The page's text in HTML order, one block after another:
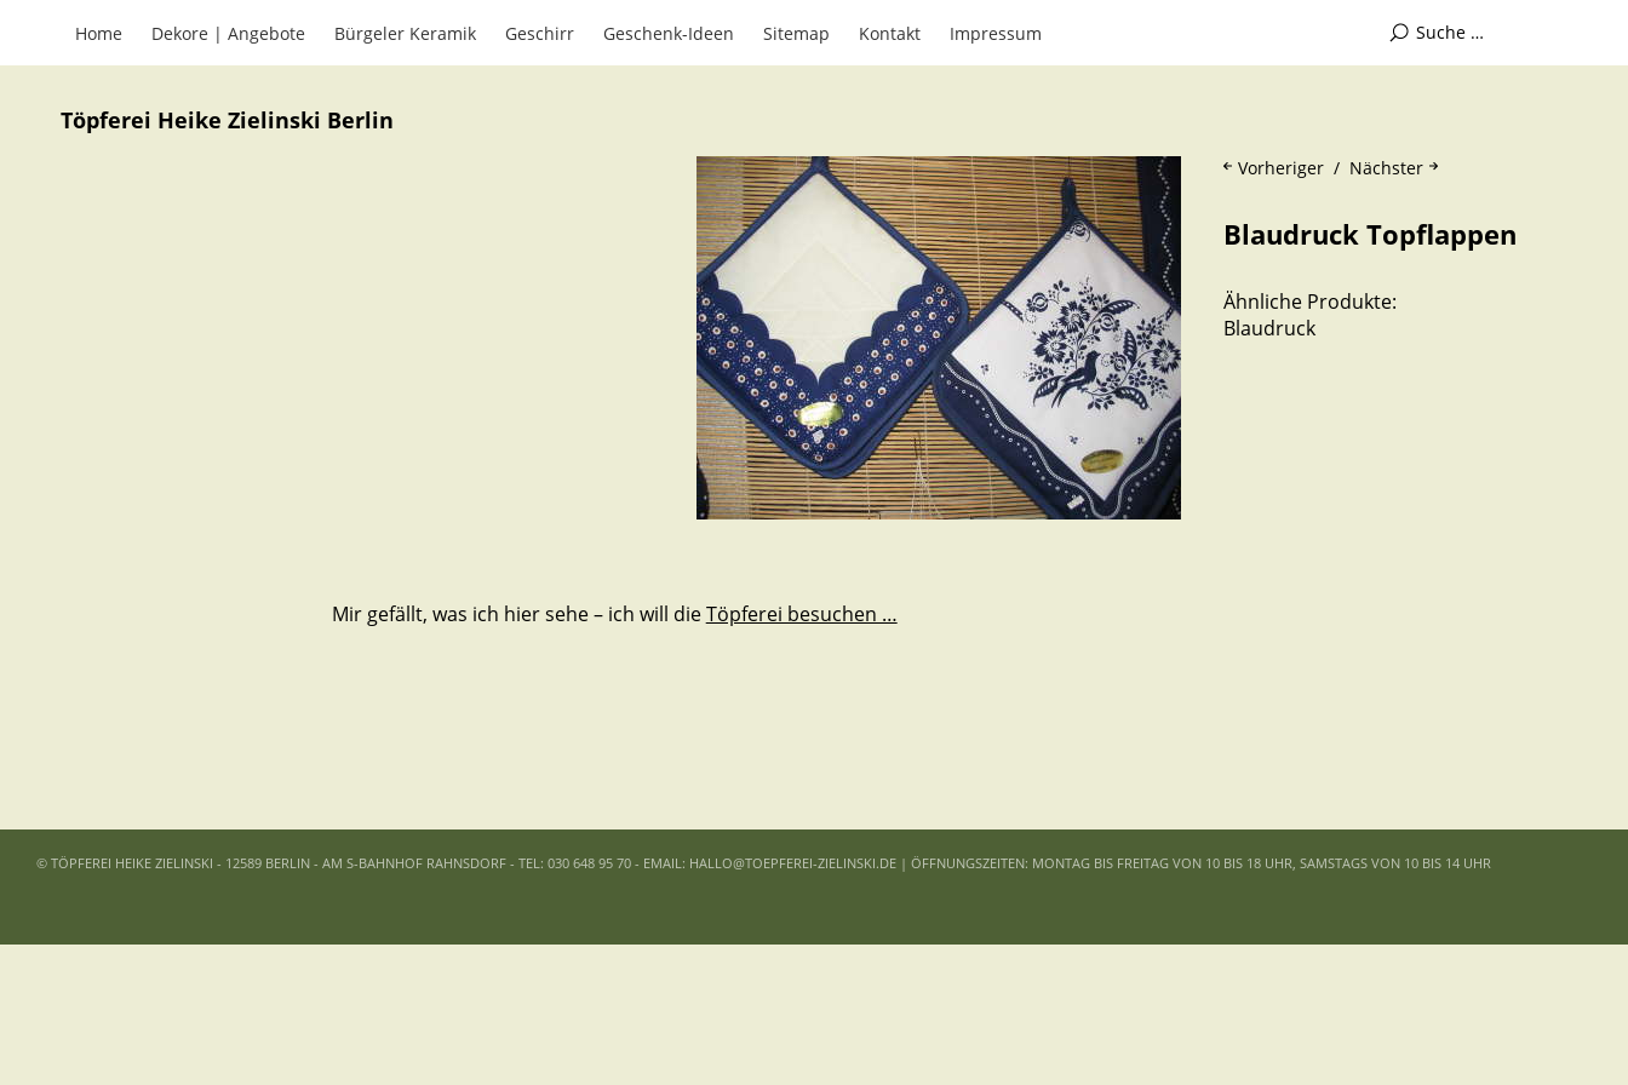
Home Dekore | Angebote Bürgeler Keramik Geschirr Geschenk-Ideen Sitemap Kontakt Impressum
Töpferei Heike Zielinski Berlin
Nächster
Vorheriger
Blaudruck Topflappen
Ähnliche Produkte:
Blaudruck
Mir gefällt, was ich hier sehe – ich will dieTöpferei besuchen …
© TÖPFEREI HEIKE ZIELINSKI - 12589 BERLIN - AM S-BAHNHOF RAHNSDORF - TEL: 030 648 95 70 - EMAIL: HALLO@TOEPFEREI-ZIELINSKI.DE | ÖFFNUNGSZEITEN: MONTAG BIS FREITAG VON 10 BIS 18 UHR, SAMSTAGS VON 10 BIS 14 UHR